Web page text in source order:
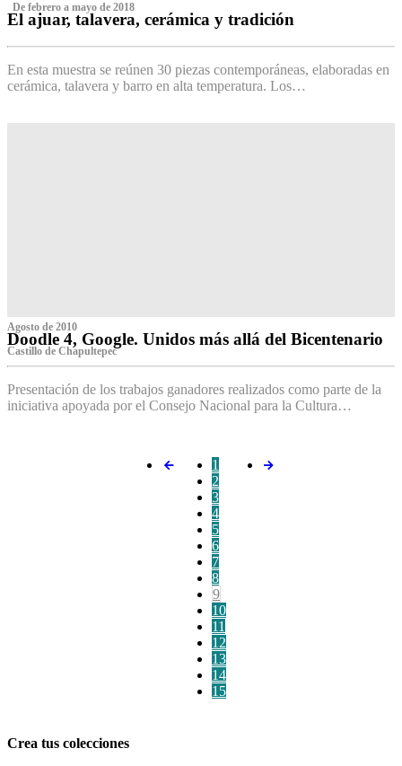
‌ De febrero a mayo de 2018
El ajuar, talavera, cerámica y tradición
En esta muestra se reúnen 30 piezas contemporáneas, elaboradas en
cerámica, talavera y barro en alta temperatura. Los…
Agosto de 2010
Doodle 4, Google. Unidos más allá del Bicentenario
Castillo de Chapultepec
Presentación de los trabajos ganadores realizados como parte de la
iniciativa apoyada por el Consejo Nacional para la Cultura…
1
2
3
4
5
6
7
8
9
10
11
12
13
14
15
Crea tus colecciones